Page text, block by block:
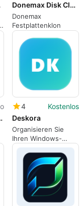
Donemax Disk Clone
Donemax
Festplattenklon
4
Kostenlos
Deskora
Organisieren Sie
Ihren Windows-
Desktop mit
intelligenter
Sortierung und
schneller Suche.